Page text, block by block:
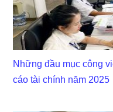
Những đầu mục công
cáo tài chính năm 2025